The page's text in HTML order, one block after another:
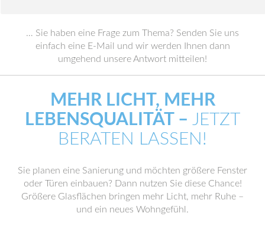
… Sie haben eine Frage zum Thema? Senden Sie uns
einfach eine E-Mail und wir werden Ihnen dann
umgehend unsere Antwort mitteilen!
MEHR LICHT, MEHR
LEBENSQUALITÄT – JETZT
BERATEN LASSEN!
Sie planen eine Sanierung und möchten größere Fenster
oder Türen einbauen? Dann nutzen Sie diese Chance!
Größere Glasflächen bringen mehr Licht, mehr Ruhe –
und ein neues Wohngefühl.